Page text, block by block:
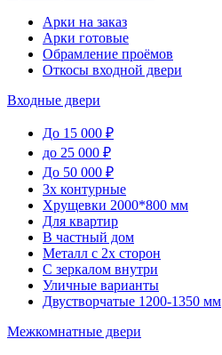
Арки на заказ
Арки готовые
Обрамление проёмов
Откосы входной двери
Входные двери
До 15 000 ₽
до 25 000 ₽
До 50 000 ₽
3х контурные
Хрущевки 2000*800 мм
Для квартир
В частный дом
Металл с 2х сторон
С зеркалом внутри
Уличные варианты
Двустворчатые 1200-1350 мм
Межкомнатные двери